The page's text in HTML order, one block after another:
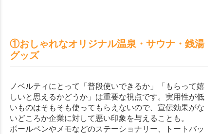
①おしゃれなオリジナル温泉・サウナ・銭湯
グッズ
ノベルティにとって「普段使いできるか」「もらって嬉
しいと思えるかどうか」は重要な視点です。実用性が低
いものはそもそも使ってもらえないので、宣伝効果がな
いどころか企業に対して悪い印象を与えることも。
ボールペンやメモなどのステーショナリー、トートバッ